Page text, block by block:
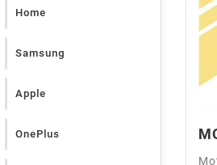
Home
Samsung
Apple
OnePlus